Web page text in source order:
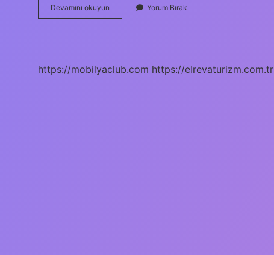
Devamını okuyun
Böceği
Yorum Bırak
https://mobilyaclub.com https://elrevaturizm.com.tr